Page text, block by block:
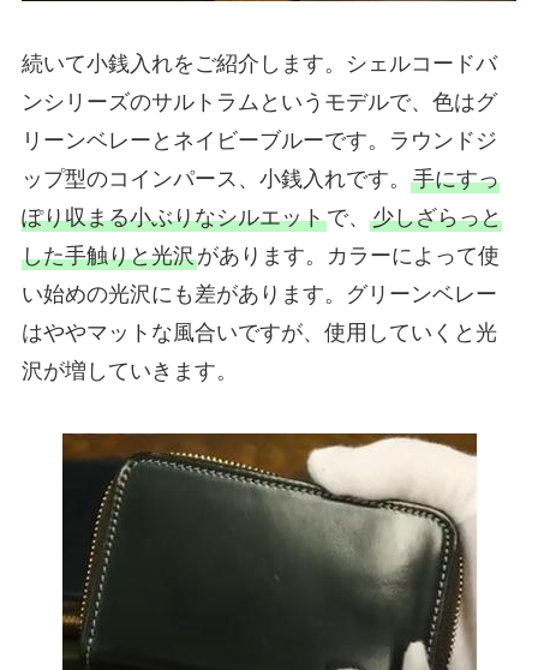
続いて小銭入れをご紹介します。シェルコードバ
ンシリーズのサルトラムというモデルで、色はグ
リーンベレーとネイビーブルーです。ラウンドジ
ップ型のコインパース、小銭入れです。 手にすっ
ぽり収まる小ぶりなシルエットで、 少しざらっと
した手触りと光沢があります。カラーによって使
い始めの光沢にも差があります。グリーンベレー
はややマットな風合いですが、使用していくと光
沢が増していきます。